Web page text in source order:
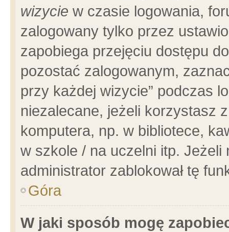
wizycie w czasie logowania,
zalogowany tylko przez
zapobiega przejęciu dostępu
pozostać zalogowanym,
przy każdej wizycie” podczas
niezalecane, jeżeli korzystasz
komputera, np. w bibliotece,
w szkole / na uczelni itp.
administrator zablokował tę
Góra
W jaki sposób mogę